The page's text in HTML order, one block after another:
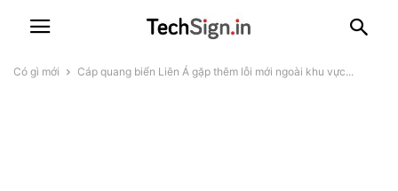
Có gì mới Cáp quang biển Liên Á gặp thêm lỗi mới ngoài khu vực...